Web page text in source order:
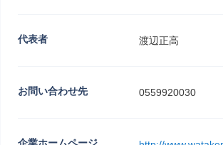
代表者 渡辺正高
お問い合わせ先 0559920030